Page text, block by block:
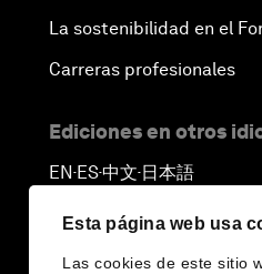
Esta página web usa
Las cookies de este sitio
La sostenibilidad en el
Carreras profesionales
Ediciones en otros
EN ▪ES▪中文▪ 日本語